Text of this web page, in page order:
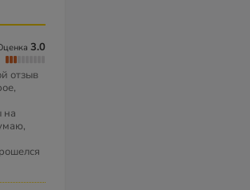
Оценка
3.0
отзыв
на